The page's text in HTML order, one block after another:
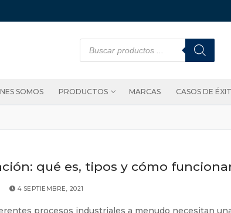
SOMOS PRODUCTOS MARCAS CASOS DE
qué es, tipos y cómo
4 SEPTIEMBRE, 2021
procesos industriales a menudo necesitan